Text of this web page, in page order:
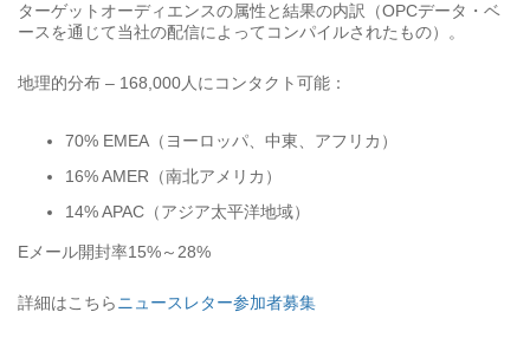
ターゲットオーディエンスの属性と結果の内訳（OPCデータ・ベ
ースを通じて当社の配信によってコンパイルされたもの）。
地理的分布 – 168,000人にコンタクト可能：
70% EMEA（ヨーロッパ、中東、アフリカ）
16% AMER（南北アメリカ）
14% APAC（アジア太平洋地域）
Eメール開封率15%～28%
詳細はこちらニュースレター参加者募集